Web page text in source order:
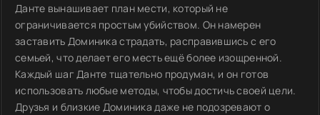
Данте вынашивает план мести, который не
ограничивается простым убийством. Он намерен
заставить Доминика страдать, расправившись с его
семьей, что делает его месть ещё более изощренной.
Каждый шаг Данте тщательно продуман, и он готов
использовать любые методы, чтобы достичь своей цели.
Друзья и близкие Доминика даже не подозревают о